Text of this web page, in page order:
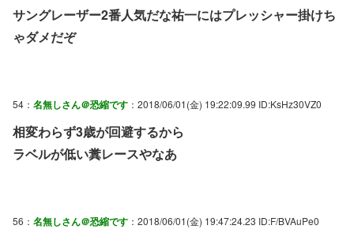
サングレーザー2番人気だな祐一にはプレッシャー掛けち
ゃダメだぞ
54： 名無しさん＠恐縮です ：2018/06/01(金) 19:22:09.99 ID:KsHz30VZ0
相変わらず3歳が回避するから
ラベルが低い糞レースやなあ
56： 名無しさん＠恐縮です ：2018/06/01(金) 19:47:24.23 ID:F/BVAuPe0